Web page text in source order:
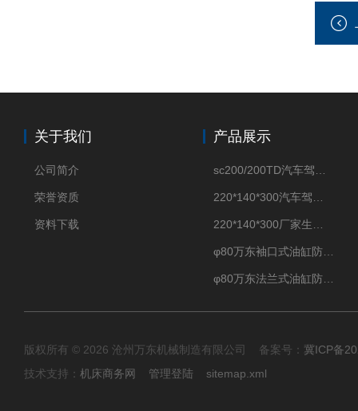
关于我们
公司简介
荣誉资质
资料下载
产品展示
版权所有 © 2026 沧州万东机械制造有限公司 备案号： 冀ICP备
技术支持： 机床商务网 管理登陆 sitemap.xml